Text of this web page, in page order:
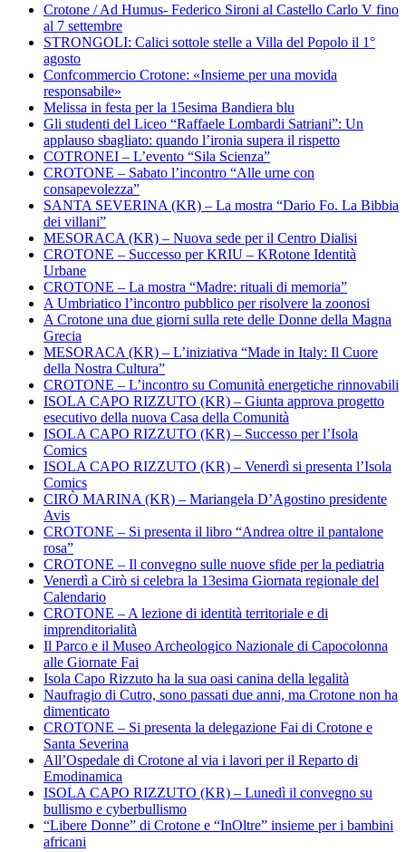
Crotone / Ad Humus- Federico Sironi al Castello Carlo V fino
al 7 settembre
STRONGOLI: Calici sottole stelle a Villa del Popolo il 1°
agosto
Confcommercio Crotone: «Insieme per una movida
responsabile»
Melissa in festa per la 15esima Bandiera blu
Gli studenti del Liceo “Raffaele Lombardi Satriani”: Un
applauso sbagliato: quando l’ironia supera il rispetto
COTRONEI – L’evento “Sila Scienza”
CROTONE – Sabato l’incontro “Alle urne con
consapevolezza”
SANTA SEVERINA (KR) – La mostra “Dario Fo. La Bibbia
dei villani”
MESORACA (KR) – Nuova sede per il Centro Dialisi
CROTONE – Successo per KRIU – KRotone Identità
Urbane
CROTONE – La mostra “Madre: rituali di memoria”
A Umbriatico l’incontro pubblico per risolvere la zoonosi
A Crotone una due giorni sulla rete delle Donne della Magna
Grecia
MESORACA (KR) – L’iniziativa “Made in Italy: Il Cuore
della Nostra Cultura”
CROTONE – L’incontro su Comunità energetiche rinnovabili
ISOLA CAPO RIZZUTO (KR) – Giunta approva progetto
esecutivo della nuova Casa della Comunità
ISOLA CAPO RIZZUTO (KR) – Successo per l’Isola
Comics
ISOLA CAPO RIZZUTO (KR) – Venerdì si presenta l’Isola
Comics
CIRÒ MARINA (KR) – Mariangela D’Agostino presidente
Avis
CROTONE – Si presenta il libro “Andrea oltre il pantalone
rosa”
CROTONE – Il convegno sulle nuove sfide per la pediatria
Venerdì a Cirò si celebra la 13esima Giornata regionale del
Calendario
CROTONE – A lezione di identità territoriale e di
imprenditorialità
Il Parco e il Museo Archeologico Nazionale di Capocolonna
alle Giornate Fai
Isola Capo Rizzuto ha la sua oasi canina della legalità
Naufragio di Cutro, sono passati due anni, ma Crotone non ha
dimenticato
CROTONE – Si presenta la delegazione Fai di Crotone e
Santa Severina
All’Ospedale di Crotone al via i lavori per il Reparto di
Emodinamica
ISOLA CAPO RIZZUTO (KR) – Lunedì il convegno su
bullismo e cyberbullismo
“Libere Donne” di Crotone e “InOltre” insieme per i bambini
africani